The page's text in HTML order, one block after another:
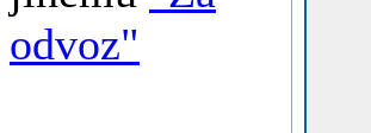
odvoz"